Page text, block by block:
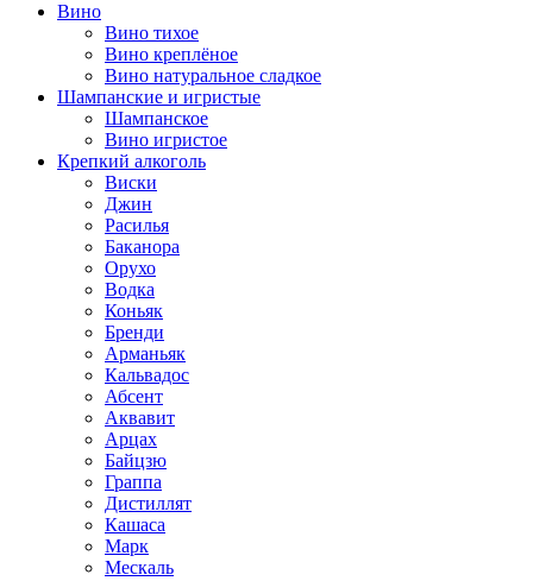
Вино
Вино тихое
Вино креплёное
Вино натуральное сладкое
Шампанские и игристые
Шампанское
Вино игристое
Крепкий алкоголь
Виски
Джин
Расилья
Баканора
Орухо
Водка
Коньяк
Бренди
Арманьяк
Кальвадос
Абсент
Аквавит
Арцах
Байцзю
Граппа
Дистиллят
Кашаса
Марк
Мескаль